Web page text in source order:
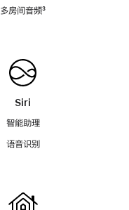
多房间音频脚
³
Siri
智能助理
语音识别